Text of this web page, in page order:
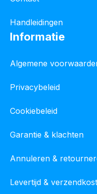
Handleidingen
Informatie
Algemene
Privacybeleid
Cookiebeleid
Garantie & klachten
Annuleren &
Levertijd &